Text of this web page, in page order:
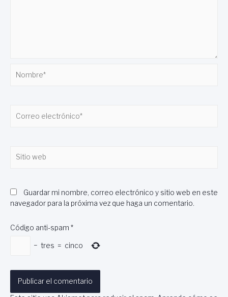
electrónico*
web
Guardar mi nombre, correo electrónico y sitio web en este
navegador para la próxima vez que haga un comentario.
Código anti-spam *
− tres = cinco